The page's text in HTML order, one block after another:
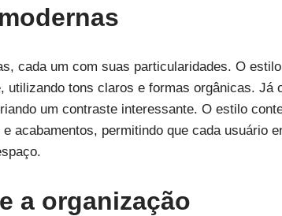
cada um com suas particularidades. O
utilizando tons claros e formas orgânicas. Já
um contraste interessante. O estilo
acabamentos, permitindo que cada usuário
a organização